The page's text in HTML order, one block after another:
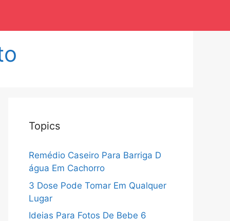
Topics
Remédio Caseiro Para Barriga D
água Em Cachorro
3 Dose Pode Tomar Em Qualquer
Lugar
Ideias Para Fotos De Bebe 6